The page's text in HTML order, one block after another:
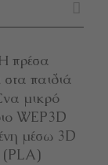
πρέσα
παιδιά
μικρό
WEP3D
μέσω 3D
(PLA)